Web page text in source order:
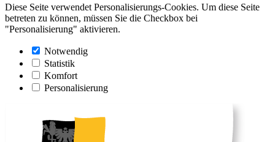
Diese Seite verwendet Personalisierungs-Cookies. Um diese Seite
betreten zu können, müssen Sie die Checkbox bei
"Personalisierung" aktivieren.
Notwendig
Statistik
Komfort
Personalisierung